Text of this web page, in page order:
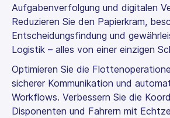
Aufgabenverfolgung und digitalen
Reduzieren Sie den Papierkram,
Entscheidungsfindung und
Logistik – alles von einer einzigen
Optimieren Sie die
sicherer Kommunikation und
Workflows. Verbessern Sie die
Disponenten und Fahrern mit